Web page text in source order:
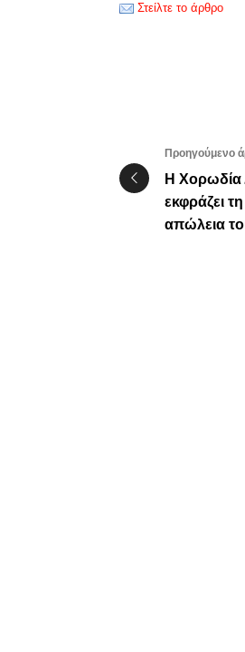
Στείλτε το άρθρο
Προηγούμενο
Η Χορωδία
εκφράζει
απώλεια